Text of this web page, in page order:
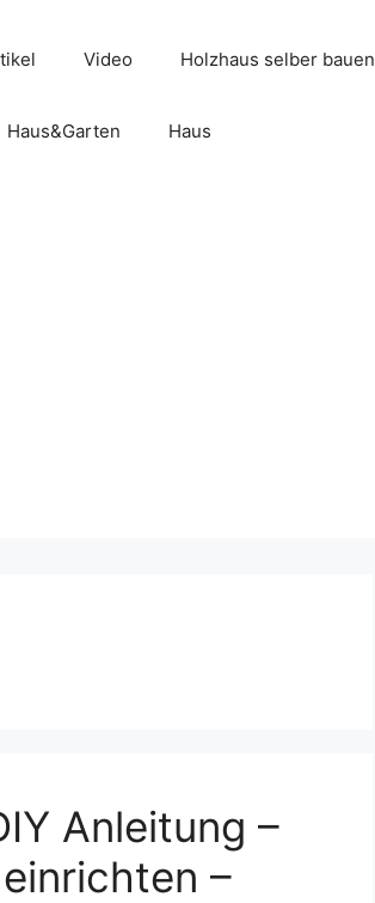
Video Holzhaus selber bauen
Haus&Garten Haus
Anleitung –
–